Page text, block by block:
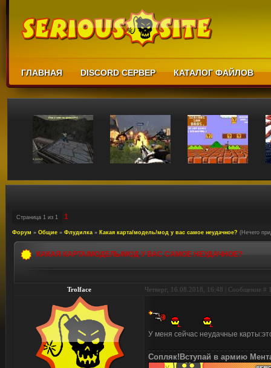
ГЛАВНАЯ DISCORD СЕРВЕР КАТАЛОГ ФАЙЛОВ
Страница 1 из 1 1
Форум » Общие » Флудилка » Какая карта/модель/мод у вас самое неудачное? (Нечего
КАКАЯ КАРТА/МОДЕЛЬ/МОД У ВАС САМОЕ НЕУДАЧНОЕ?
Trolface Четверг, 16.08.2018, 16:48 | Сообщение #
У меня сейчас неудачные
Сопляк!Вступай в армию